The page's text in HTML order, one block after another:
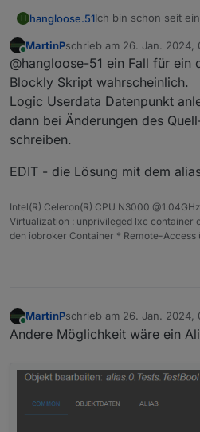
H hangloose.51Ich bin schon seit
Sensoren die nicht
true/false, sonden
Ich bekomme zum
den Wert
oder on
das gerne in einem
zurückliegenden /
komme aber auf
Anzeigevariante
{
"on": "an",
funktioniert
Pumpen im
Arbeit zu optimieren
Vielen Dank für die
JarVis in der
IOBroker.
Online
MartinPschrieb am 26. Jan. 2024,
zuletzt editiert von MartinP
@hangloose-51 ein Fall für ein
Blockly Skript wahrscheinlich.
Logic Userdata Datenpunkt
dann bei Änderungen des
schreiben.
EDIT - die Lösung mit dem
Intel(R) Celeron(R) CPU N3000
Virtualization : unprivileged lxc container
den iobroker Container * Remote-
Online
MartinPschrieb am 26. Jan. 2024,
zuletzt editiert von MartinP
Andere Möglichkeit wäre ein